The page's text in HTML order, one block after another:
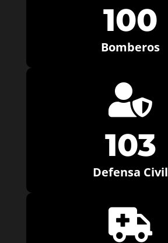
100
Bomberos

103
Defensa Civil
